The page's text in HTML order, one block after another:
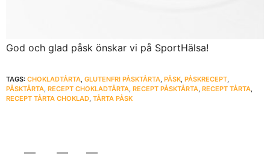
God och glad påsk önskar vi på SportHälsa!
TAGS: CHOKLADTÅRTA, GLUTENFRI PÅSKTÅRTA, PÅSK, PÅSKRECEPT,
PÅSKTÅRTA, RECEPT CHOKLADTÅRTA, RECEPT PÅSKTÅRTA, RECEPT TÅRTA,
RECEPT TÅRTA CHOKLAD, TÅRTA PÅSK